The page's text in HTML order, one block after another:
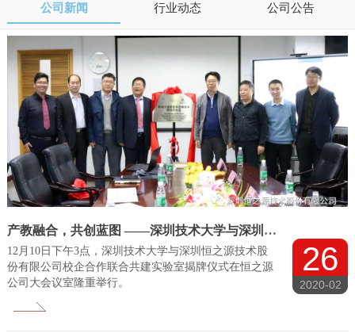
公司新闻 行业动态 公司公告
产教融合，共创蓝图 ——深圳技术大学与深圳恒之源技术股份联合共建实验室揭牌仪式
12月10日下午3点，深圳技术大学与深圳恒之源技术股
份有限公司校企合作联合共建实验室揭牌仪式在恒之源
公司大会议室隆重举行。
26
2020-02